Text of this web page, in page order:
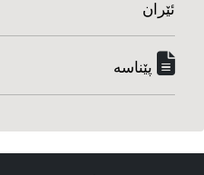
ئێران
پێناسه‌